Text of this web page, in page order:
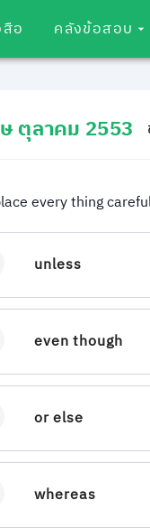
อ คลังข้อสอบ
ตุลาคม 2553
every thing
unless
even though
or else
whereas